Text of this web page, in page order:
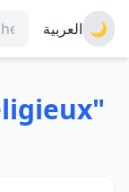
العربية 🌙